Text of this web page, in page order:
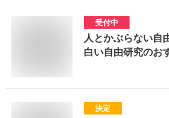
受付中
人とかぶらない自
白い自由研究のお
決定